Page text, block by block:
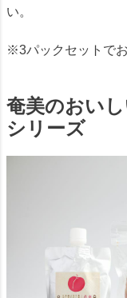
い。
※3パックセットでお
奄美のおい
シリーズ